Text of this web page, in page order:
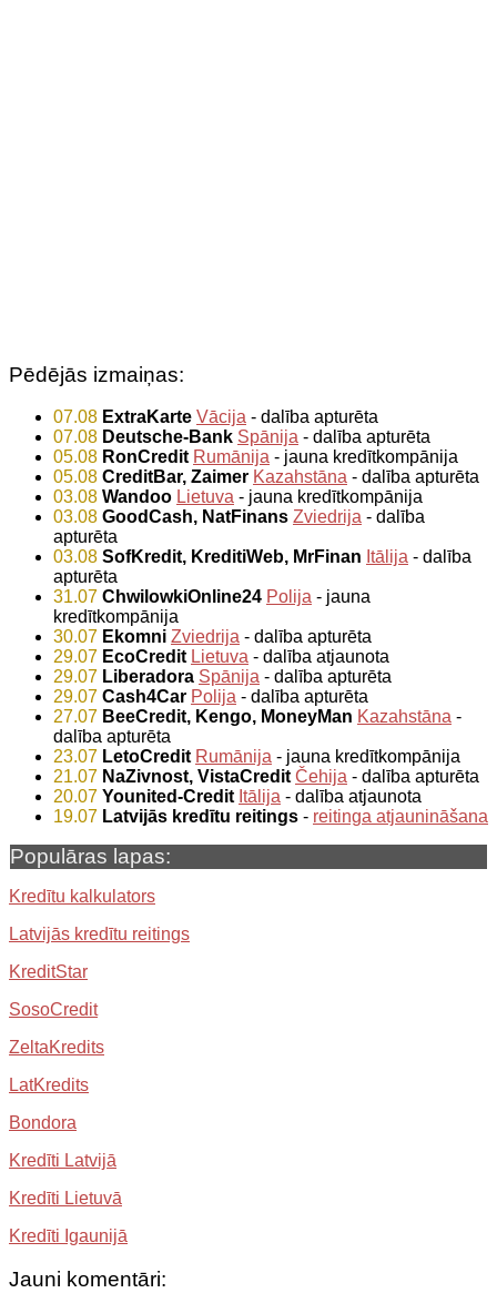
Pēdējās izmaiņas:
07.08 ExtraKarte Vācija - dalība apturēta
07.08 Deutsche-Bank Spānija - dalība apturēta
05.08 RonCredit Rumānija - jauna kredītkompānija
05.08 CreditBar, Zaimer Kazahstāna - dalība apturēta
03.08 Wandoo Lietuva - jauna kredītkompānija
03.08 GoodCash, NatFinans Zviedrija - dalība
apturēta
03.08 SofKredit, KreditiWeb, MrFinan Itālija - dalība
apturēta
31.07 ChwilowkiOnline24 Polija - jauna
kredītkompānija
30.07 Ekomni Zviedrija - dalība apturēta
29.07 EcoCredit Lietuva - dalība atjaunota
29.07 Liberadora Spānija - dalība apturēta
29.07 Cash4Car Polija - dalība apturēta
27.07 BeeCredit, Kengo, MoneyMan Kazahstāna -
dalība apturēta
23.07 LetoCredit Rumānija - jauna kredītkompānija
21.07 NaZivnost, VistaCredit Čehija - dalība apturēta
20.07 Younited-Credit Itālija - dalība atjaunota
19.07 Latvijās kredītu reitings - reitinga atjaunināšana
Populāras lapas:
Kredītu kalkulators
Latvijās kredītu reitings
KreditStar
SosoCredit
ZeltaKredits
LatKredits
Bondora
Kredīti Latvijā
Kredīti Lietuvā
Kredīti Igaunijā
Jauni komentāri: